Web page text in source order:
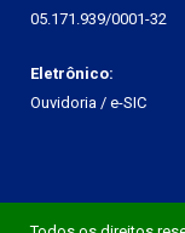
05.171.939/0001-32
Eletrônico:
Ouvidoria / e-SIC